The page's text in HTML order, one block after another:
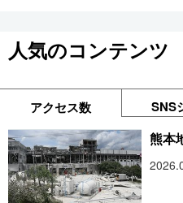
人気のコンテンツ
アクセス数 SNS
熊本